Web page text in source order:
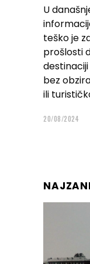
U
teško je
prošlosti
bez
ili
20/08/2024